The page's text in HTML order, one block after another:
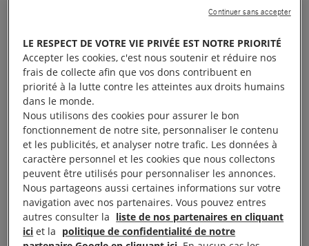
consécutives. La police a réprimé
violemment ces manifestations en
arrêtant un grand nombre de jeunes
Tunisiens.
La tension sociale est palpable enTunisie: la
persistance du chômage, le manque d’avenir, les
conséquences économiques et sociales du Covid-19
et les violences policières ont été les moteurs des
récentes manifestations. Dans certains cas, elles ont
dégénéré et laissé place à des actes de pillage et de
vandalisme. La police a répondu aux jeunes
LE RESPECT DE VOTRE VIE PRIVÉE EST NOTRE PRIORITÉ
Accepter les cookies, c'est nous soutenir et réduire nos
frais de collecte afin que vos dons contribuent en
priorité à la lutte contre les atteintes aux droits humains
dans le monde.
Nous utilisons des cookies pour assurer le bon
fonctionnement de notre site, personnaliser le contenu
et les publicités, et analyser notre trafic. Les données à
caractère personnel et les cookies que nous collectons
peuvent être utilisés pour personnaliser les annonces.
Nous partageons aussi certaines informations sur votre
navigation avec nos partenaires. Vous pouvez entres
autres consulter la liste de nos partenaires en cliquant
ici et la politique de confidentialité de notre
Continuer sans accepter